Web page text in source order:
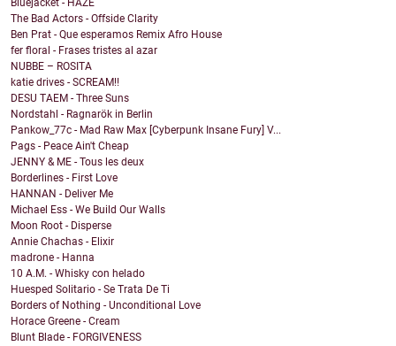
Bluejacket - HAZE
The Bad Actors - Offside Clarity
Ben Prat - Que esperamos Remix Afro House
fer floral - Frases tristes al azar
NUBBE – ROSITA
katie drives - SCREAM!!
DESU TAEM - Three Suns
Nordstahl - Ragnarök in Berlin
Pankow_77c - Mad Raw Max [Cyberpunk Insane Fury] V...
Pags - Peace Ain't Cheap
JENNY & ME - Tous les deux
Borderlines - First Love
HANNAN - Deliver Me
Michael Ess - We Build Our Walls
Moon Root - Disperse
Annie Chachas - Elixir
madrone - Hanna
10 A.M. - Whisky con helado
Huesped Solitario - Se Trata De Ti
Borders of Nothing - Unconditional Love
Horace Greene - Cream
Blunt Blade - FORGIVENESS